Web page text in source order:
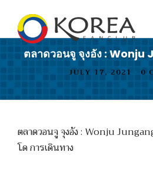
ตลาดวอนจู จุงอัง :
JULY 17, 2021 • 0
ตลาดวอนจู จุงอัง : Wonju
โด การเดินทาง